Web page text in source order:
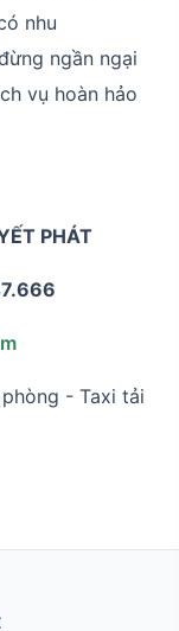
nhu
ngần ngại
vụ hoàn hảo
PHÁT
- Taxi tải